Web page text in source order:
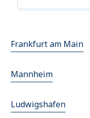
Frankfurt am Main
Mannheim
Ludwigshafen